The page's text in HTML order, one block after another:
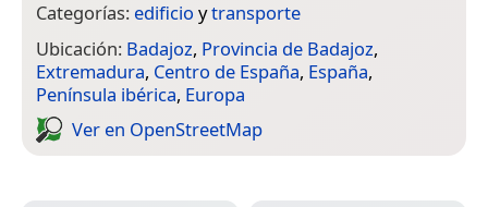
Categorías: edificio ytransporte
Ubicación: Badajoz, Provincia de Badajoz,
Extremadura, Centro de España, España,
Península ibérica, Europa
Ver en Open­Street­Map